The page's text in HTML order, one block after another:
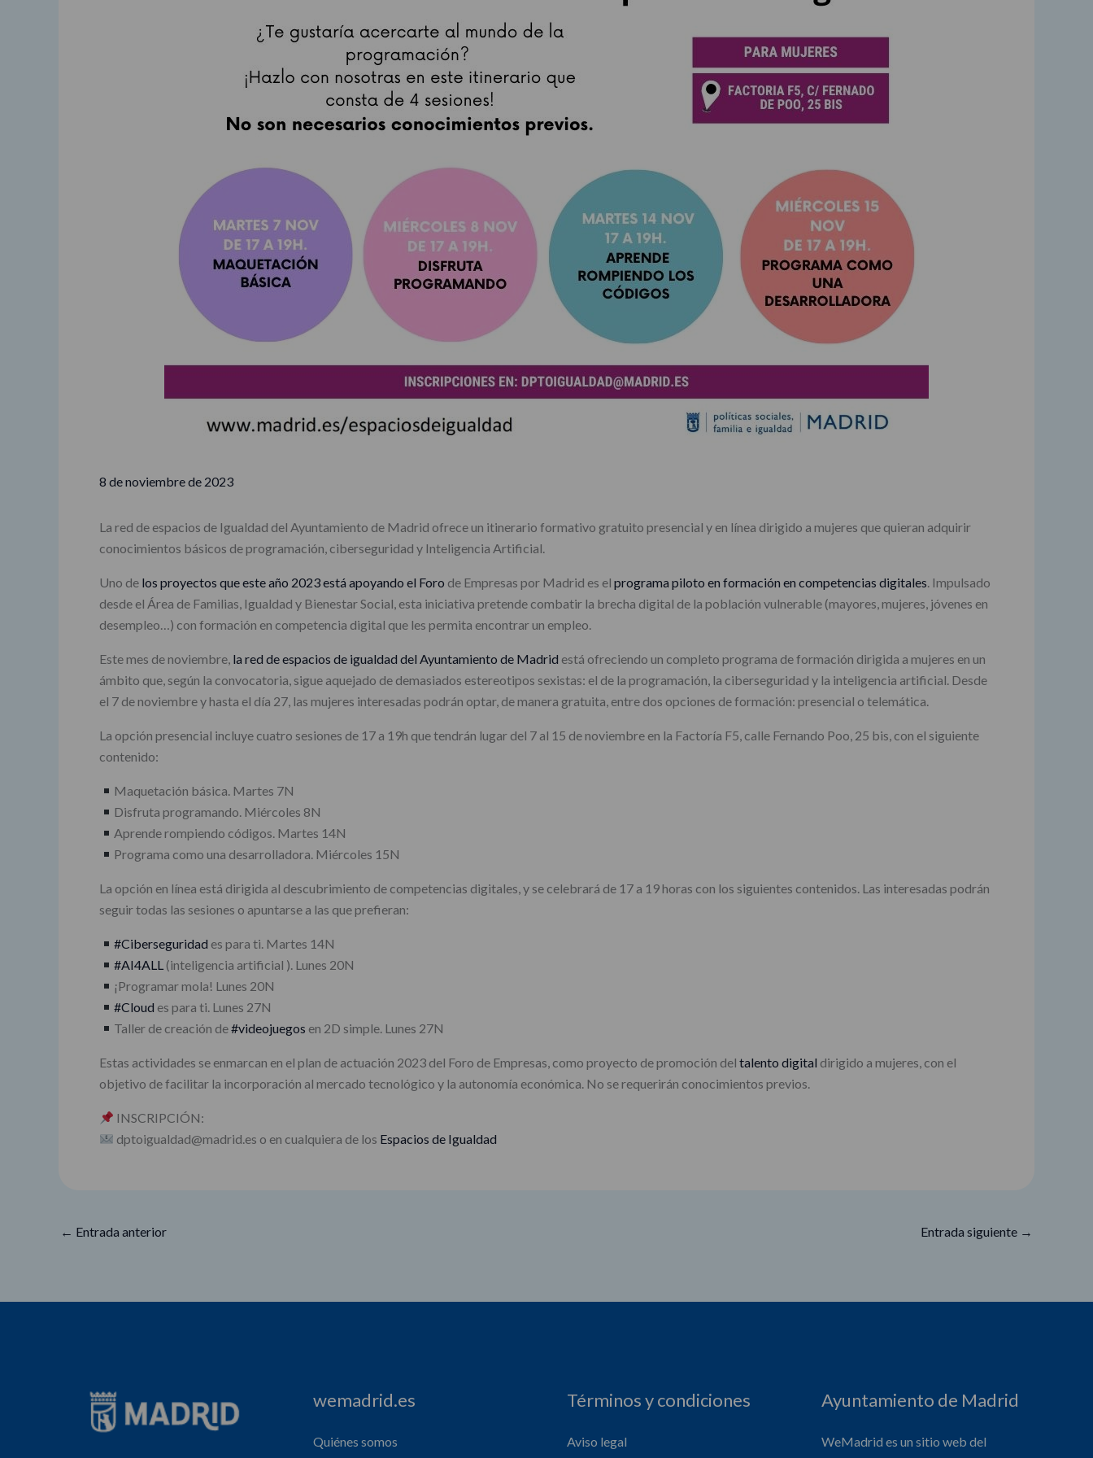
8 de noviembre de 2023
La red de espacios de Igualdad del Ayuntamiento de Madrid ofrece un itinerario formativo gratuito presencial y en línea dirigido a mujeres que quieran adquirir
conocimientos básicos de programación, ciberseguridad y Inteligencia Artificial.
Uno de los proyectos que este año 2023 está apoyando el Foro de Empresas por Madrid es el programa piloto en formación en competencias digitales. Impulsado
desde el Área de Familias, Igualdad y Bienestar Social, esta iniciativa pretende combatir la brecha digital de la población vulnerable (mayores, mujeres, jóvenes en
desempleo…) con formación en competencia digital que les permita encontrar un empleo.
Este mes de noviembre, la red de espacios de igualdad del Ayuntamiento de Madrid está ofreciendo un completo programa de formación dirigida a mujeres en un
ámbito que, según la convocatoria, sigue aquejado de demasiados estereotipos sexistas: el de la programación, la ciberseguridad y la inteligencia artificial. Desde
el 7 de noviembre y hasta el día 27, las mujeres interesadas podrán optar, de manera gratuita, entre dos opciones de formación: presencial o telemática.
La opción presencial incluye cuatro sesiones de 17 a 19h que tendrán lugar del 7 al 15 de noviembre en la Factoría F5, calle Fernando Poo, 25 bis, con el siguiente
contenido:
Maquetación básica. Martes 7N
Disfruta programando. Miércoles 8N
Aprende rompiendo códigos. Martes 14N
Programa como una desarrolladora. Miércoles 15N
La opción en línea está dirigida al descubrimiento de competencias digitales, y se celebrará de 17 a 19 horas con los siguientes contenidos. Las interesadas podrán
seguir todas las sesiones o apuntarse a las que prefieran:
#Ciberseguridad es para ti. Martes 14N
#AI4ALL (inteligencia artificial ). Lunes 20N
¡Programar mola! Lunes 20N
#Cloud es para ti. Lunes 27N
Taller de creación de#videojuegos en 2D simple. Lunes 27N
Estas actividades se enmarcan en el plan de actuación 2023 del Foro de Empresas, como proyecto de promoción del talento digital dirigido a mujeres, con el
objetivo de facilitar la incorporación al mercado tecnológico y la autonomía económica. No se requerirán conocimientos previos.
INSCRIPCIÓN:
dptoigualdad@madrid.es o en cualquiera de los Espacios de Igualdad
← Entrada anterior Entrada siguiente →
wemadrid.es
Quiénes somos
Términos y condiciones
Aviso legal
Ayuntamiento de Madrid
WeMadrid es un sitio web del